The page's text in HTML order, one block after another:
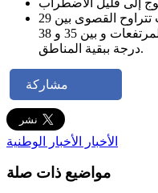
القصوى بين 29
و34 درجة بالمناطق الساحلية و المرتفعات و بين 35 و 38
درجة ببقية المناطق.
مشاركة
الأخبار الأخبار الوطنية
مواضيع ذات صلة